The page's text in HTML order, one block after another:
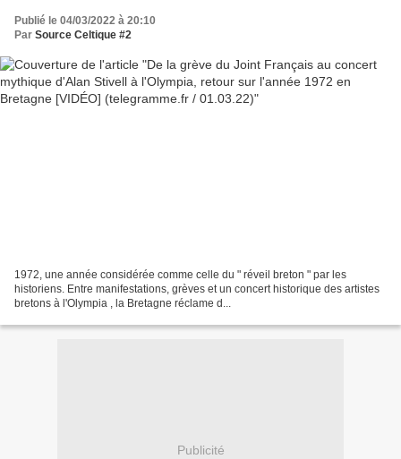
(telegramme.fr / 01.03.22)
Publié le 04/03/2022 à 20:10
Par Source Celtique #2
1972, une année considérée comme celle du " réveil breton " par les
historiens. Entre manifestations, grèves et un concert historique des artistes
bretons à l'Olympia , la Bretagne réclame d...
Publicité